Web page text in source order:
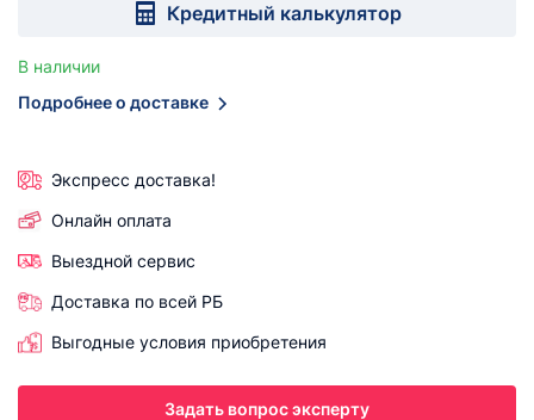
Кредитный калькулятор
В наличии
Подробнее о доставке
Экспресс доставка!
Онлайн оплата
Выездной сервис
Доставка по всей РБ
Выгодные условия приобретения
Задать вопрос эксперту